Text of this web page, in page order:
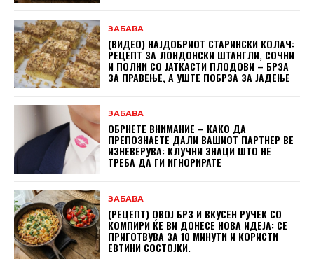
ЗАБАВА
(ВИДЕО) НАЈДОБРИОТ СТАРИНСКИ КОЛАЧ:
РЕЦЕПТ ЗА ЛОНДОНСКИ ШТАНГЛИ, СОЧНИ
И ПОЛНИ СО ЈАТКАСТИ ПЛОДОВИ – БРЗА
ЗА ПРАВЕЊЕ, А УШТЕ ПОБРЗА ЗА ЈАДЕЊЕ
ЗАБАВА
ОБРНЕТЕ ВНИМАНИЕ – КАКО ДА
ПРЕПОЗНАЕТЕ ДАЛИ ВАШИОТ ПАРТНЕР ВЕ
ИЗНЕВЕРУВА: КЛУЧНИ ЗНАЦИ ШТО НЕ
ТРЕБА ДА ГИ ИГНОРИРАТЕ
ЗАБАВА
(РЕЦЕПТ) ОВОЈ БРЗ И ВКУСЕН РУЧЕК СО
КОМПИРИ ЌЕ ВИ ДОНЕСЕ НОВА ИДЕЈА: СЕ
ПРИГОТВУВА ЗА 10 МИНУТИ И КОРИСТИ
ЕВТИНИ СОСТОЈКИ.